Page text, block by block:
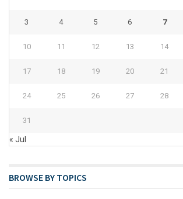
3 4 5 6 7
10 11 12 13 14
17 18 19 20 21
24 25 26 27 28
31
« Jul
BROWSE BY TOPICS